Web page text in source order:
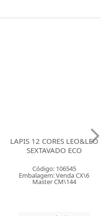
LAPIS 12 CORES LEO&LEO
Código: 106545
Embalagem: Venda CX\6